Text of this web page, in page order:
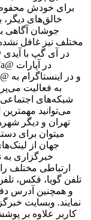
برای خودش محفوظ
خالق‌های
جوشان آگاهی
مختلف نیز غافل
شبکه‌های اجتماعی
می‌توانید
تهران و دیگر
میتوان برای
جهان از
خبرگزاری به
ارتباطی مختلف
تلفن گویا، فکس،
و همچنین آدرس
کاربر علاوه بر